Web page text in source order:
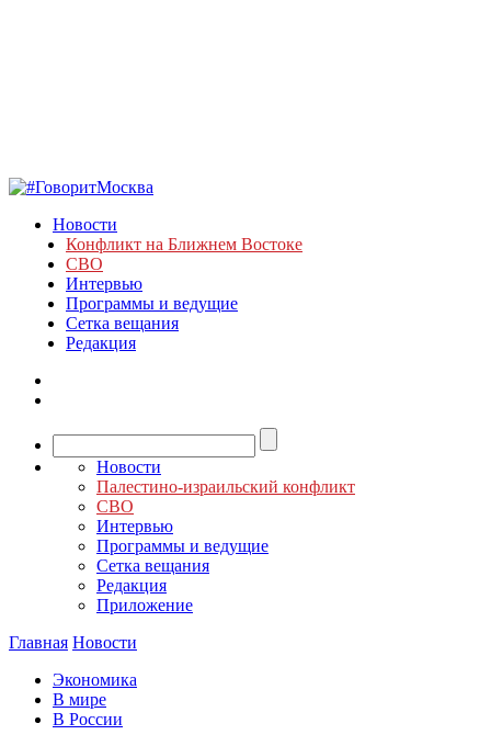
Новости
Конфликт на Ближнем Востоке
СВО
Интервью
Программы и ведущие
Сетка вещания
Редакция
Новости
Палестино-израильский конфликт
СВО
Интервью
Программы и ведущие
Сетка вещания
Редакция
Приложение
Главная Новости
Экономика
В мире
В России